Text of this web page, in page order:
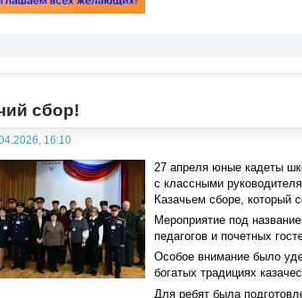
сбор!
16:10
27 апреля юные кадеты
с классными
Казачьем сборе, который
Мероприятие под
педагогов и почетных
Особое внимание было
богатых традициях
Для ребят была